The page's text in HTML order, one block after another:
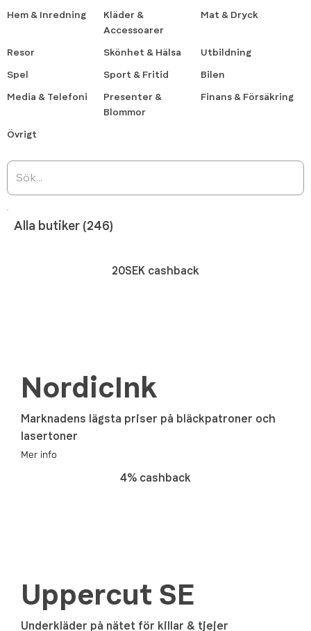
Hem & Inredning
Kläder &
Accessoarer
Mat & Dryck
Resor Skönhet & Hälsa
Utbildning
Spel
Sport & Fritid
Bilen
Media & Telefoni
Presenter &
Blommor
Finans & Försäkring
Övrigt
Alla butiker (246)
20SEK cashback
NordicInk
Marknadens lägsta priser på bläckpatroner och
lasertoner
Mer info
4% cashback
Uppercut SE
Underkläder på nätet för killar & tjejer